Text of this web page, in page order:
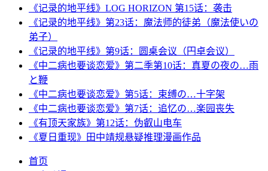
《记录的地平线》LOG HORIZON 第15话：袭击
《记录的地平线》第23话：魔法师的徒弟（魔法使いの
弟子）
《记录的地平线》第9话：圆桌会议（円卓会议）
《中二病也要谈恋爱》第二季第10话：真夏の夜の…雨
と鞭
《中二病也要谈恋爱》第5话：束缚の…十字架
《中二病也要谈恋爱》第7话：追忆の…楽园丧失
《有顶天家族》第12话：伪叡山电车
《夏日重现》田中靖规悬疑推理漫画作品
首页